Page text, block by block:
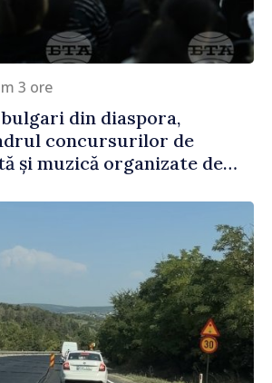
3 ore
din diaspora,
concursurilor de
și muzică organizate de